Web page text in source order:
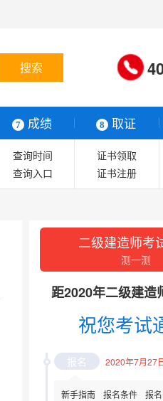
搜索
7 成绩 8 取证
查询时间
查询入口
证书领取
证书注册
二级建造师考
测一测
距2020年二级建造
祝您考试
报名 2020年7月27
新手指南 报名条件 报